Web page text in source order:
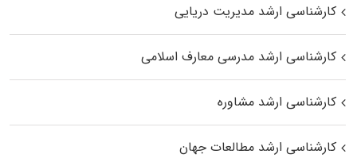
کارشناسی ارشد مدیریت دریایی
کارشناسی ارشد مدرسی معارف اسلامی
کارشناسی ارشد مشاوره
کارشناسی ارشد مطالعات جهان